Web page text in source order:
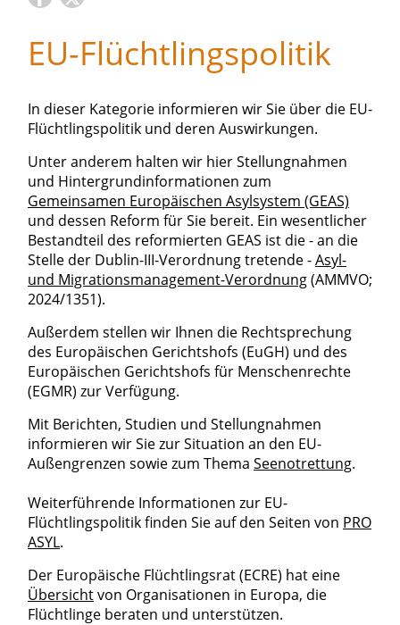
EU-Flüchtlingspolitik
In dieser Kategorie informieren wir Sie über die EU-
Flüchtlingspolitik und deren Auswirkungen.
Unter anderem halten wir hier Stellungnahmen
und Hintergrundinformationen zum
Gemeinsamen Europäischen Asylsystem (GEAS)
und dessen Reform für Sie bereit. Ein wesentlicher
Bestandteil des reformierten GEAS ist die - an die
Stelle der Dublin-III-Verordnung tretende -Asyl-
und Migrationsmanagement-Verordnung(AMMVO;
2024/1351).
Außerdem stellen wir Ihnen die Rechtsprechung
des Europäischen Gerichtshofs (EuGH) und des
Europäischen Gerichtshofs für Menschenrechte
(EGMR) zur Verfügung.
Mit Berichten, Studien und Stellungnahmen
informieren wir Sie zur Situation an den EU-
Außengrenzen sowie zum Thema Seenotrettung.
Weiterführende Informationen zur EU-
Flüchtlingspolitik finden Sie auf den Seiten von PRO
ASYL.
Der Europäische Flüchtlingsrat (ECRE) hat eine
Übersichtvon Organisationen in Europa, die
Flüchtlinge beraten und unterstützen.